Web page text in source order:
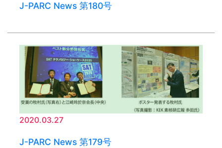
J-PARC News 第180号
2020.03.27
J-PARC News 第179号